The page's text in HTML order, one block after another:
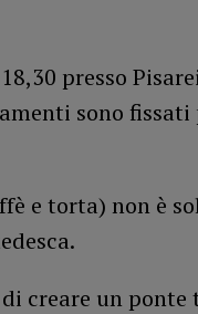
presso
sono fissati
e torta) non è
di creare un